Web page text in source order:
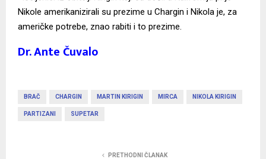
Nikole amerikanizirali su prezime u Chargin i Nikola je, za
američke potrebe, znao rabiti i to prezime.
Dr. Ante Čuvalo
BRAČ CHARGIN MARTIN KIRIGIN MIRCA NIKOLA KIRIGIN
PARTIZANI SUPETAR
PRETHODNI ČLANAK